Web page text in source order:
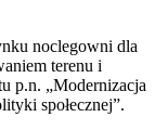
noclegowni dla
terenu i
p.n. „Modernizacja
społecznej”.